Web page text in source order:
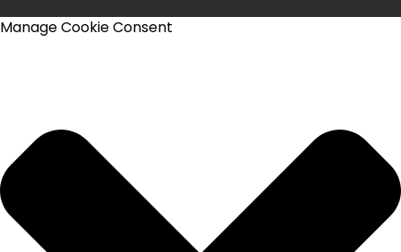
Manage Cookie Consent